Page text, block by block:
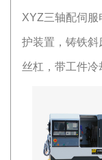
XYZ三轴配伺服
护装置，铸铁斜
丝杠，带工件冷